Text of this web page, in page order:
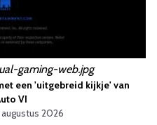
gaming-web.jpg
een 'uitgebreid kijkje' van
VI
2026